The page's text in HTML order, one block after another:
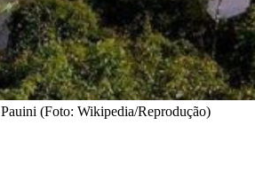
(Foto: Wikipedia/Reprodução)